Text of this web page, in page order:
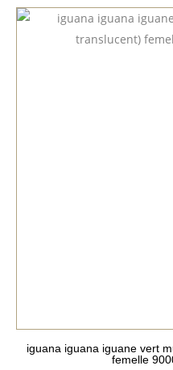
iguana iguana iguane vert
femelle